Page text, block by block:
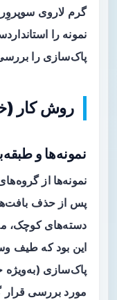
گرم لاروی
نمونه را
پاک‌سازی را
روش کار
نمونه‌ها و
نمونه‌ها از
پس از حذف
دسته‌های کوچک،
این بود که طیف
پاک‌سازی
مورد بررسی قرار